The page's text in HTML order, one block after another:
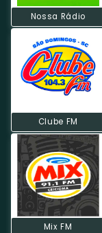
Nossa Rádio
Clube FM
Mix FM